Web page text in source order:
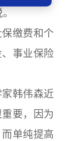
缴费和个
事业保险
韩伟森近
要，因为
单纯提高